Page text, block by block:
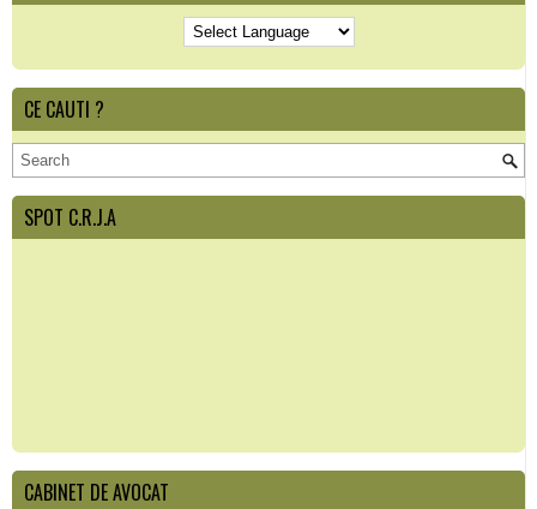
CE CAUTI ?
SPOT C.R.J.A
CABINET DE AVOCAT